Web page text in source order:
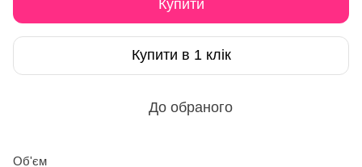
Купити
Купити в 1 клік
До обраного
Об'єм